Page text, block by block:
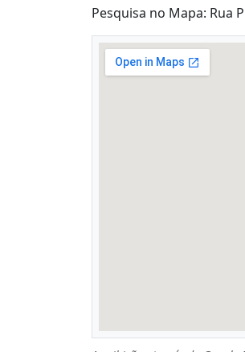
Pesquisa no Mapa: Rua